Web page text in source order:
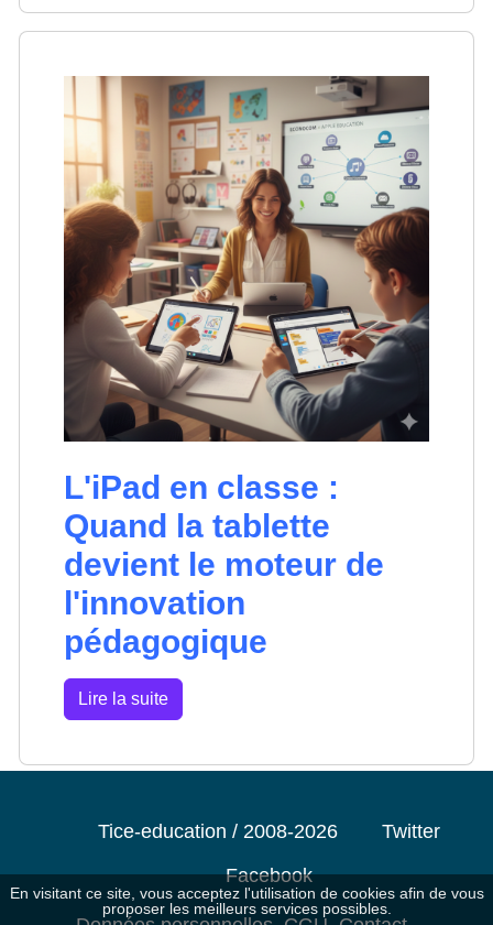
L'iPad en classe :
Quand la tablette
devient le moteur de
l'innovation
pédagogique
Lire la suite
Tice-education / 2008-2026
Twitter
Facebook
En visitant ce site, vous acceptez l'utilisation de cookies afin de vous
proposer les meilleurs services possibles.